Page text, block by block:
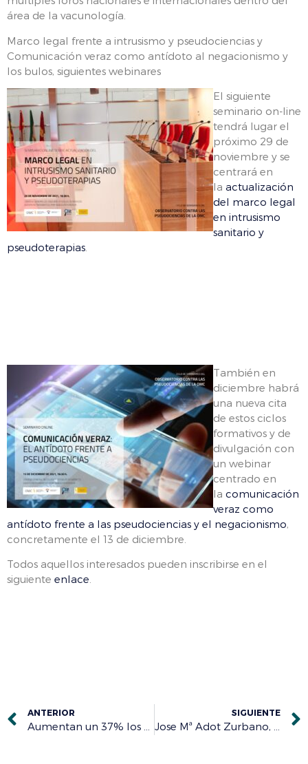
área de la vacunología.
Marco legal frente a intrusismo y pseudociencias y
Comunicación veraz como antídoto al negacionismo y
los bulos, siguientes webinares
El siguiente
seminario on-line
tendrá lugar el
próximo 29 de
noviembre y se
centrará en
la actualización
del marco legal
en intrusismo
sanitario y
pseudoterapias
También en
diciembre habrá
una nueva cita
de estos ciclos
formativos y de
divulgación con
un webinar
centrado en
la comunicación
veraz como
antídoto frente a las pseudociencias y el negacionismo,
concretamente el 13 de diciembre.
Todos aquellos interesados pueden inscribirse en el
siguiente enlace
ANTERIOR SIGUIENTE